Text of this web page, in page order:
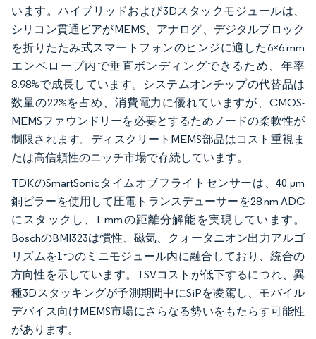
います。ハイブリッドおよび3Dスタックモジュールは、
シリコン貫通ビアがMEMS、アナログ、デジタルブロック
を折りたたみ式スマートフォンのヒンジに適した6×6 mm
エンベロープ内で垂直ボンディングできるため、年率
8.98%で成長しています。システムオンチップの代替品は
数量の22%を占め、消費電力に優れていますが、CMOS-
MEMSファウンドリーを必要とするためノードの柔軟性が
制限されます。ディスクリートMEMS部品はコスト重視ま
たは高信頼性のニッチ市場で存続しています。
TDKのSmartSonicタイムオブフライトセンサーは、40 µm
銅ピラーを使用して圧電トランスデューサーを28 nm ADC
にスタックし、1 mmの距離分解能を実現しています。
BoschのBMI323は慣性、磁気、クォータニオン出力アルゴ
リズムを1つのミニモジュール内に融合しており、統合の
方向性を示しています。TSVコストが低下するにつれ、異
種3Dスタッキングが予測期間中にSiPを凌駕し、モバイル
デバイス向けMEMS市場にさらなる勢いをもたらす可能性
があります。